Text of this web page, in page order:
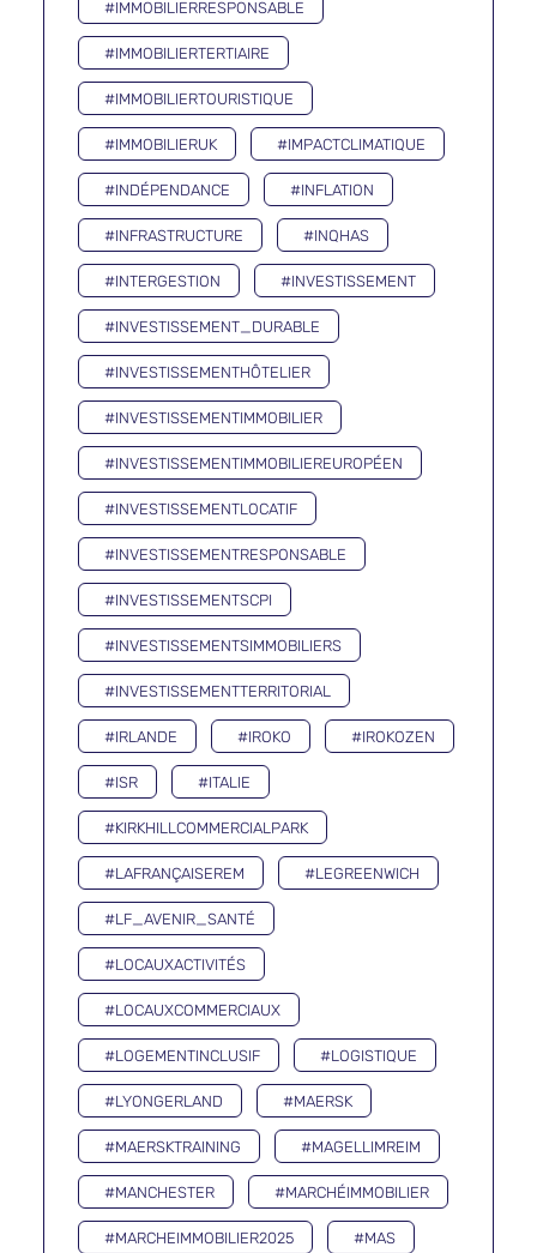
#IMMOBILIERRESPONSABLE
#IMMOBILIERTERTIAIRE
#IMMOBILIERTOURISTIQUE
#IMMOBILIERUK #IMPACTCLIMATIQUE
#INDÉPENDANCE #INFLATION
#INFRASTRUCTURE #INQHAS
#INTERGESTION #INVESTISSEMENT
#INVESTISSEMENT_DURABLE
#INVESTISSEMENTHÔTELIER
#INVESTISSEMENTIMMOBILIER
#INVESTISSEMENTIMMOBILIEREUROPÉEN
#INVESTISSEMENTLOCATIF
#INVESTISSEMENTRESPONSABLE
#INVESTISSEMENTSCPI
#INVESTISSEMENTSIMMOBILIERS
#INVESTISSEMENTTERRITORIAL
#IRLANDE #IROKO #IROKOZEN
#ISR #ITALIE
#KIRKHILLCOMMERCIALPARK
#LAFRANÇAISEREM #LEGREENWICH
#LF_AVENIR_SANTÉ
#LOCAUXACTIVITÉS
#LOCAUXCOMMERCIAUX
#LOGEMENTINCLUSIF #LOGISTIQUE
#LYONGERLAND #MAERSK
#MAERSKTRAINING #MAGELLIMREIM
#MANCHESTER #MARCHÉIMMOBILIER
#MARCHEIMMOBILIER2025 #MAS